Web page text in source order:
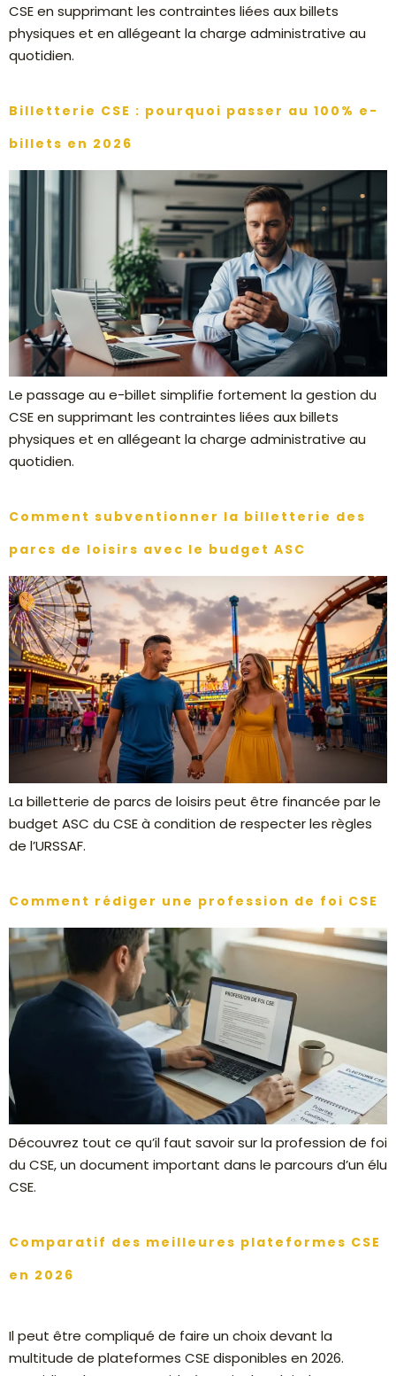
CSE en supprimant les contraintes liées aux billets
physiques et en allégeant la charge administrative au
quotidien.
Billetterie CSE : pourquoi passer au 100% e-
billets en 2026
Le passage au e-billet simplifie fortement la gestion du
CSE en supprimant les contraintes liées aux billets
physiques et en allégeant la charge administrative au
quotidien.
Comment subventionner la billetterie des
parcs de loisirs avec le budget ASC
La billetterie de parcs de loisirs peut être financée par le
budget ASC du CSE à condition de respecter les règles
de l’URSSAF.
Comment rédiger une profession de foi CSE
Découvrez tout ce qu’il faut savoir sur la profession de foi
du CSE, un document important dans le parcours d’un élu
CSE.
Comparatif des meilleures plateformes CSE
en 2026
Il peut être compliqué de faire un choix devant la
multitude de plateformes CSE disponibles en 2026.